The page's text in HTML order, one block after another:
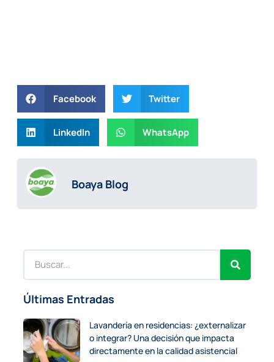
Facebook Twitter
LinkedIn WhatsApp
Boaya Blog
Últimas Entradas
Lavandería en residencias: ¿externalizar
o integrar? Una decisión que impacta
directamente en la calidad asistencial